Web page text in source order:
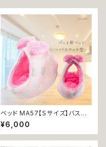
ベッド MA57【Ｓサイズ】バスケ
ット クッション ピンク 雲 犬 猫
ペット 服 リボン 秋冬 ふわ もこ
桃 空 ゆめかわ カラフル デコ 返
¥6,000